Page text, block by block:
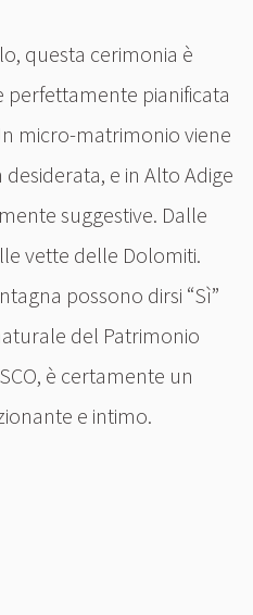
questa cerimonia è
perfettamente pianificata
micro-matrimonio viene
e in Alto Adige
suggestive. Dalle
vette delle Dolomiti.
possono dirsi “Sì”
del Patrimonio
è certamente un
e intimo.